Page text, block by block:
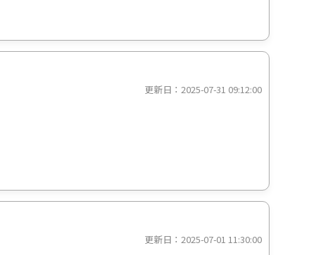
更新日：2025-07-31 09:12:00
更新日：2025-07-01 11:30:00